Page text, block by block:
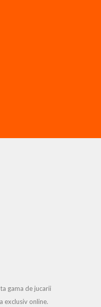
gama de jucarii
exclusiv online.